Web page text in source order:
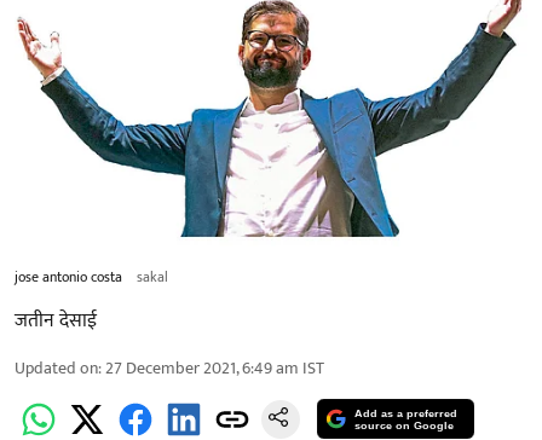
jose antonio costa sakal
जतीन देसाई
Updated on:27 December 2021, 6:49 am IST
Add as a preferred
source on Google